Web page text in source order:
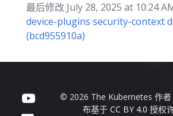
最后修改 July 28, 2025 at 10:24
device-plugins security-context
(bcd955910a)
© 2026 The Kubernetes 作
布基于CC BY 4.0 授权